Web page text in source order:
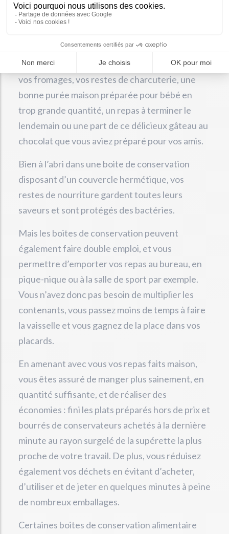
les aliments intacts dans votre frigo, en les
plaçant à l’abri des bactéries et en prolongeant
dans plusieurs boites de différents formats,
dans lesquelles vous conserverez par exemple
vos fromages, vos restes de charcuterie, une
bonne purée maison préparée pour bébé en
trop grande quantité, un repas à terminer le
lendemain ou une part de ce délicieux gâteau au
chocolat que vous aviez préparé pour vos amis.
Bien à l’abri dans une boite de conservation
disposant d’un couvercle hermétique, vos
restes de nourriture gardent toutes leurs
saveurs et sont protégés des bactéries.
Mais les boites de conservation peuvent
également faire double emploi, et vous
permettre d’emporter vos repas au bureau, en
pique-nique ou à la salle de sport par exemple.
Vous n’avez donc pas besoin de multiplier les
contenants, vous passez moins de temps à faire
la vaisselle et vous gagnez de la place dans vos
placards.
En amenant avec vous vos repas faits maison,
vous êtes assuré de manger plus sainement, en
quantité suffisante, et de réaliser des
économies : fini les plats préparés hors de prix et
bourrés de conservateurs achetés à la dernière
minute au rayon surgelé de la supérette la plus
proche de votre travail. De plus, vous réduisez
également vos déchets en évitant d’acheter,
d’utiliser et de jeter en quelques minutes à peine
de nombreux emballages.
Certaines boites de conservation alimentaire